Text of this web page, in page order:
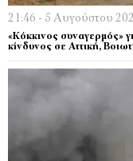
21:46 - 5 Αυγούστου
«Κόκκινος συναγερμός»
κίνδυνος σε Αττική,